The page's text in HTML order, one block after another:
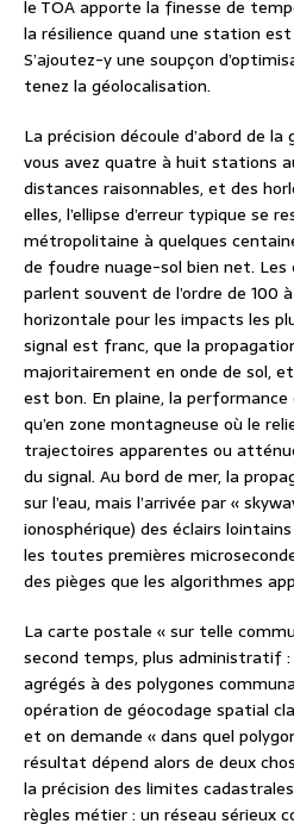
le TOA apporte la finesse de
la résilience quand une station
S’ajoutez-y une soupçon
tenez la géolocalisation.
La précision découle d’abord de
vous avez quatre à huit stations
distances raisonnables, et des
elles, l’ellipse d’erreur typique se
métropolitaine à quelques
de foudre nuage-sol bien net.
parlent souvent de l’ordre de 100
horizontale pour les impacts les
signal est franc, que la
majoritairement en onde de sol,
est bon. En plaine, la
qu’en zone montagneuse où le
trajectoires apparentes ou
du signal. Au bord de mer, la
sur l’eau, mais l’arrivée par «
ionosphérique) des éclairs
les toutes premières
des pièges que les algorithmes
La carte postale « sur telle
second temps, plus administratif
agrégés à des polygones
opération de géocodage spatial
et on demande « dans quel
résultat dépend alors de deux
la précision des limites
règles métier : un réseau sérieux